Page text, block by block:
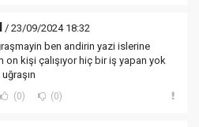
/ 23/09/2024 18:32
ben andirin yazi islerine
on kişi çalışıyor hiç bir iş yapan yok
(0) (0)